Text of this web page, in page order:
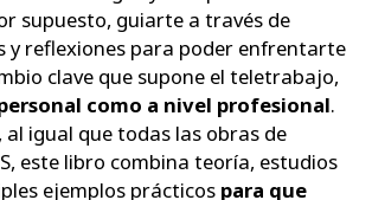
supuesto, guiarte a través de
y reflexiones para poder enfrentarte
clave que supone el teletrabajo,
como a nivel profesional.
igual que todas las obras de
este libro combina teoría, estudios
ejemplos prácticos para que